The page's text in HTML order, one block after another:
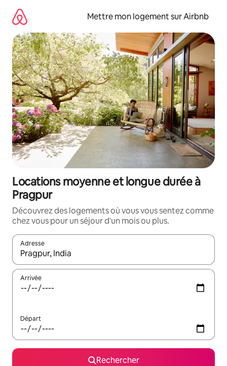
directement
contenu
Mettre mon logement sur Airbnb
Locations moyenne et longue durée à
Pragpur
Découvrez des logements où vous vous sentez comme
chez vous pour un séjour d'un mois ou plus.
Adresse
Lorsque les résultats s'affichent, utilisez les flèches vers le
Arrivée
Départ
Rechercher